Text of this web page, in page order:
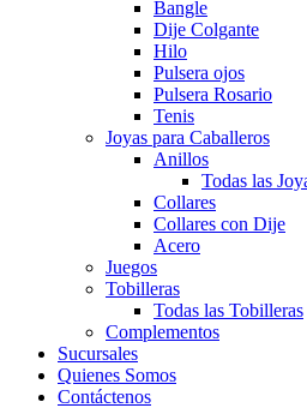
Bangle
Dije Colgante
Hilo
Pulsera ojos
Pulsera Rosario
Tenis
Joyas para Caballeros
Anillos
Todas las
Collares
Collares con Dije
Acero
Juegos
Tobilleras
Todas las Tobilleras
Complementos
Sucursales
Quienes Somos
Contáctenos